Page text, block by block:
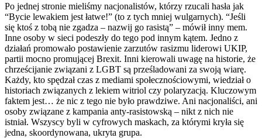
Po jednej stronie mieliśmy nacjonalistów, którzy rzucali hasła jak
“Bycie lewakiem jest łatwe!” (to z tych mniej wulgarnych). “Jeśli
się ktoś z tobą nie zgadza – nazwij go rasistą” – mówił inny mem.
Inne osoby w sieci podeszły do tego pod innym kątem. Jedno z
działań promowało postawienie zarzutów rasizmu liderowi UKIP,
partii mocno promującej Brexit. Inni kierowali uwagę na historie, że
chrześcijanie związani z LGBT są prześladowani za swoją wiarę.
Każdy, kto spędzał czas z mediami społecznościowymi, wiedział o
historiach związanych z lekiem witriol czy polaryzacją. Kluczowym
faktem jest… że nic z tego nie było prawdziwe. Ani nacjonaliści, ani
osoby związane z kampania anty-rasistowską – nikt z nich nie
istniał. Wszyscy byli w cyfrowych maskach, za którymi kryła się
jedna, skoordynowana, ukryta grupa.